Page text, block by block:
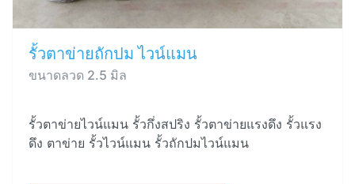
รั้วตาข่ายถักปม ไวน์แมน
ขนาดลวด 2.5 มิล
รั้วตาข่ายไวน์แมน รั้วกึ่งสปริง รั้วตาข่ายแรงดึง รั้วแรง
ดึง ตาข่าย รั้วไวน์แมน รั้วถักปมไวน์แมน